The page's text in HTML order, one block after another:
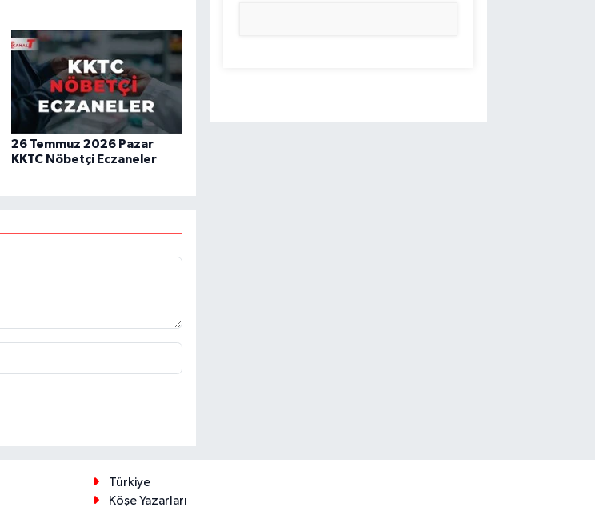
26 Temmuz 2026 Pazar
KKTC Nöbetçi Eczaneler
Türkiye
Köşe Yazarları